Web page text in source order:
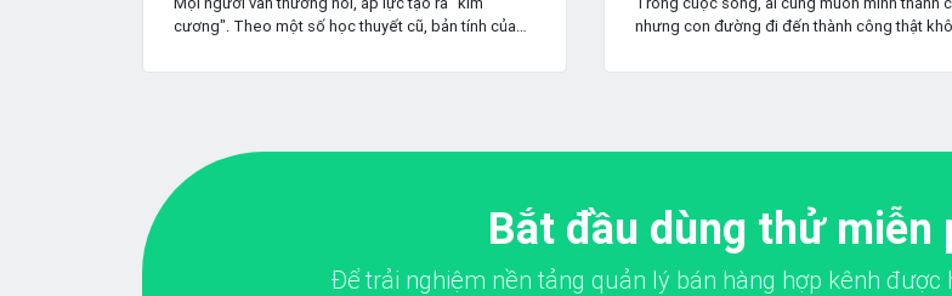
cương". Theo một số học thuyết cũ, bản tính của
nhưng con đường đi đến thành công thật
Bắt đầu dùng thử miễn
Để trải nghiệm nền tảng quản lý bán hàng hợp kênh được